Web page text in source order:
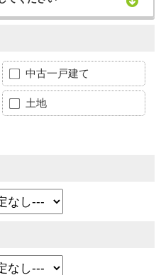
中古一戸建て
土地